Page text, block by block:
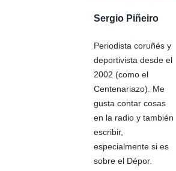
Sergio Piñeiro
Periodista coruñés y
deportivista desde el
2002 (como el
Centenariazo). Me
gusta contar cosas
en la radio y también
escribir,
especialmente si es
sobre el Dépor.